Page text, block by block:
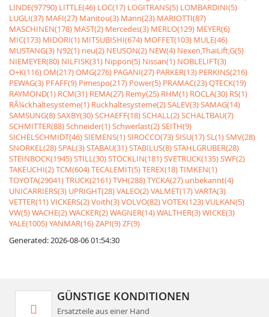
LINDE(97790) LITTLE(46) LOC(17) LOGITRANS(5) LOMBARDINI(5)
LUGLI(37) MAFI(27) Manitou(3) Mann(23) MARIOTTI(87)
MASCHINEN(178) MAST(2) Mercedes(3) MERLO(129) MEYER(6)
MIC(173) MIDORI(1) MITSUBISHI(674) MOFFET(103) MULE(46)
MUSTANG(3) N92(1) neu(2) NEUSON(2) NEW(4) Nexen,ThaiLift,G(5)
NIEMEYER(80) NILFISK(31) Nippon(5) Nissan(1) NOBLELIFT(3)
O+K(116)OM(217)OMG(276) PAGANI(27) PARKER(13) PERKINS(216)
PEWAG(3) PFAFF(9) Pimespo(217) Power(5) PRAMAC(23)QTECK(19)
RAYMOND(1) RCM(31) REMA(27) Remy(25) RHM(1) ROCLA(30) RS(1)
RÃ¼ckhaltesysteme(1) Rückhaltesysteme(2)SALEV(3)SAMAG(14)
SAMSUNG(8)SAXBY(30)SCHAEFF(18)SCHALL(2)SCHALTBAU(7)
SCHMITTER(88)Schneider(1)Schwerlast(2)SEITH(9)
SICHELSCHMIDT(46)SIEMENS(1)SIROCCO(73)SISU(17)SL(1)SMV(28)
SNORKEL(28)SPAL(3)STABAU(31)STABILUS(8)STAHLGRUBER(28)
STEINBOCK(1945)STILL(30)STÖCKLIN(181)SVETRUCK(135)SWF(2)
TAKEUCHI(2)TCM(604)TECALEMIT(5)TEREX(18)TIMKEN(1)
TOYOTA(29041)TRUCK(2161)TVH(288)TYCKA(27) unbekannt(4)
UNICARRIERS(3) UPRIGHT(28)VALEO(2)VALMET(17)VARTA(3)
VETTER(11)VICKERS(2)Voith(3)VOLVO(82)VOTEX(123)VULKAN(5)
VW(5)WACHE(2)WACKER(2)WAGNER(14)WALTHER(3)WICKE(3)
YALE(1005)YANMAR(16)ZAPI(9)ZF(9)
Generated: 2026-08-06 01:54:30
GÜNSTIGE KONDITIONEN
Ersatzteile aus einer Hand